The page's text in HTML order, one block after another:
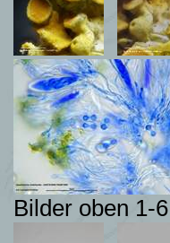
Bilder oben 1-